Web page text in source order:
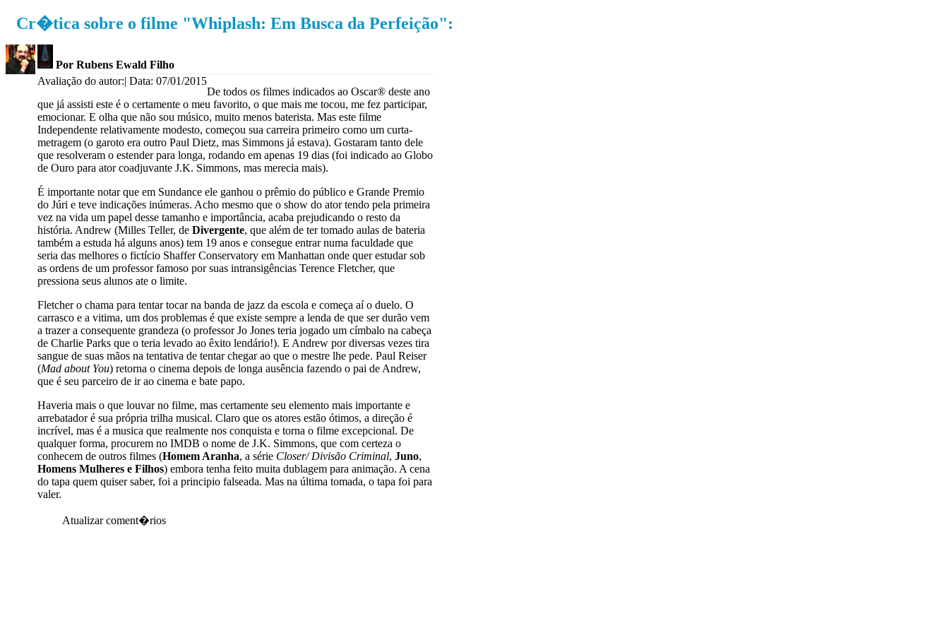
Cr�tica sobre o filme "Whiplash: Em Busca da Perfeição":
Por Rubens Ewald Filho
Avaliação do autor:| Data: 07/01/2015
De todos os filmes indicados ao Oscar® deste ano
que já assisti este é o certamente o meu favorito, o que mais me tocou, me fez participar,
emocionar. E olha que não sou músico, muito menos baterista. Mas este filme
Independente relativamente modesto, começou sua carreira primeiro como um curta-
metragem (o garoto era outro Paul Dietz, mas Simmons já estava). Gostaram tanto dele
que resolveram o estender para longa, rodando em apenas 19 dias (foi indicado ao Globo
de Ouro para ator coadjuvante J.K. Simmons, mas merecia mais).
É importante notar que em Sundance ele ganhou o prêmio do público e Grande Premio
do Júri e teve indicações inúmeras. Acho mesmo que o show do ator tendo pela primeira
vez na vida um papel desse tamanho e importância, acaba prejudicando o resto da
história. Andrew (Milles Teller, de Divergente, que além de ter tomado aulas de bateria
também a estuda há alguns anos) tem 19 anos e consegue entrar numa faculdade que
seria das melhores o fictício Shaffer Conservatory em Manhattan onde quer estudar sob
as ordens de um professor famoso por suas intransigências Terence Fletcher, que
pressiona seus alunos ate o limite.
Fletcher o chama para tentar tocar na banda de jazz da escola e começa aí o duelo. O
carrasco e a vitima, um dos problemas é que existe sempre a lenda de que ser durão vem
a trazer a consequente grandeza (o professor Jo Jones teria jogado um címbalo na cabeça
de Charlie Parks que o teria levado ao êxito lendário!). E Andrew por diversas vezes tira
sangue de suas mãos na tentativa de tentar chegar ao que o mestre lhe pede. Paul Reiser
(Mad about You) retorna o cinema depois de longa ausência fazendo o pai de Andrew,
que é seu parceiro de ir ao cinema e bate papo.
Haveria mais o que louvar no filme, mas certamente seu elemento mais importante e
arrebatador é sua própria trilha musical. Claro que os atores estão ótimos, a direção é
incrível, mas é a musica que realmente nos conquista e torna o filme excepcional. De
qualquer forma, procurem no IMDB o nome de J.K. Simmons, que com certeza o
conhecem de outros filmes (Homem Aranha, a série Closer/ Divisão Criminal, Juno,
Homens Mulheres e Filhos) embora tenha feito muita dublagem para animação. A cena
do tapa quem quiser saber, foi a principio falseada. Mas na última tomada, o tapa foi para
valer.
Atualizar coment�rios